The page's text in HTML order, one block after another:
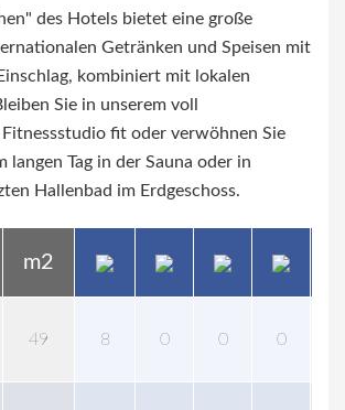
des Hotels bietet eine große
Getränken und Speisen mit
kombiniert mit lokalen
Sie in unserem voll
fit oder verwöhnen Sie
langen Tag in der Sauna oder in
Hallenbad im Erdgeschoss.
m2
49 8 0 0 0